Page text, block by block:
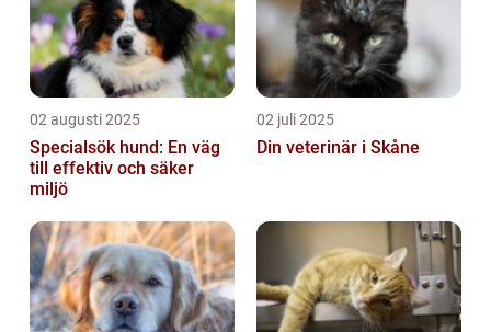
02 augusti 2025
Specialsök hund: En väg
till effektiv och säker
miljö
02 juli 2025
Din veterinär i Skåne